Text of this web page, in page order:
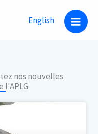
English
nos nouvelles
l'APLG